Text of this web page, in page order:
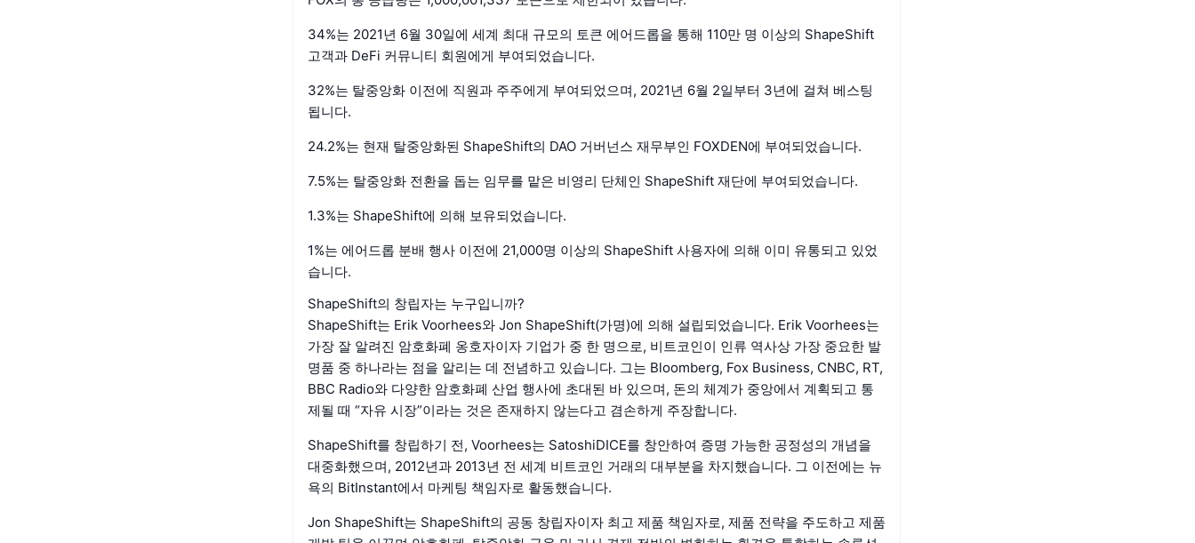
34%는 2021년 6월 30일에 세계 최대 규모의 토큰 에어드롭을 통해 110만 명 이상의 ShapeShift
고객과 DeFi 커뮤니티 회원에게 부여되었습니다.
32%는 탈중앙화 이전에 직원과 주주에게 부여되었으며, 2021년 6월 2일부터 3년에 걸쳐 베스팅
됩니다.
24.2%는 현재 탈중앙화된 ShapeShift의 DAO 거버넌스 재무부인 FOXDEN에 부여되었습니다.
7.5%는 탈중앙화 전환을 돕는 임무를 맡은 비영리 단체인 ShapeShift 재단에 부여되었습니다.
1.3%는 ShapeShift에 의해 보유되었습니다.
1%는 에어드롭 분배 행사 이전에 21,000명 이상의 ShapeShift 사용자에 의해 이미 유통되고 있었
습니다.
ShapeShift의 창립자는 누구입니까?
ShapeShift는 Erik Voorhees와 Jon ShapeShift(가명)에 의해 설립되었습니다. Erik Voorhees는
가장 잘 알려진 암호화폐 옹호자이자 기업가 중 한 명으로, 비트코인이 인류 역사상 가장 중요한 발
명품 중 하나라는 점을 알리는 데 전념하고 있습니다. 그는 Bloomberg, Fox Business, CNBC, RT,
BBC Radio와 다양한 암호화폐 산업 행사에 초대된 바 있으며, 돈의 체계가 중앙에서 계획되고 통
제될 때 “자유 시장”이라는 것은 존재하지 않는다고 겸손하게 주장합니다.
ShapeShift를 창립하기 전, Voorhees는 SatoshiDICE를 창안하여 증명 가능한 공정성의 개념을
대중화했으며, 2012년과 2013년 전 세계 비트코인 거래의 대부분을 차지했습니다. 그 이전에는 뉴
욕의 BitInstant에서 마케팅 책임자로 활동했습니다.
Jon ShapeShift는 ShapeShift의 공동 창립자이자 최고 제품 책임자로, 제품 전략을 주도하고 제품